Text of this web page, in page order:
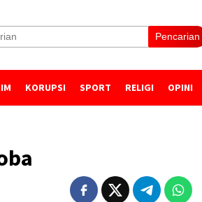
Pencarian
KORUPSI SPORT RELIGI OPINI